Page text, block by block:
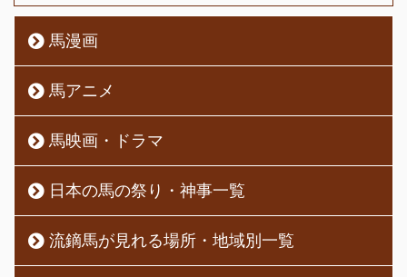
馬漫画
馬アニメ
馬映画・ドラマ
日本の馬の祭り・神事一覧
流鏑馬が見れる場所・地域別一覧